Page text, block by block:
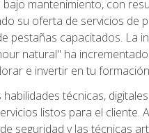
mantenimiento, con
su oferta de servicios de
pestañas capacitados. La
natural" ha
e invertir en tu
técnicas,
listos para el cliente.
seguridad y las técnicas